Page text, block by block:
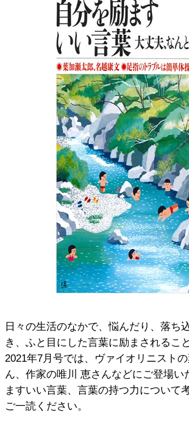
日々の生活のなかで、悩んだり、落ち
き、ふと目にした言葉に励まされるこ
2021年7月号では、ヴァイオリニスト
ん、作家の唯川 恵さんなどにご登場い
ますいい言葉、言葉の持つ力について
ご一読ください。